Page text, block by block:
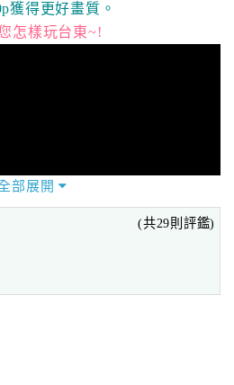
獲得更好畫質。
怎樣玩台東~!
部展開
(共29則評鑑)